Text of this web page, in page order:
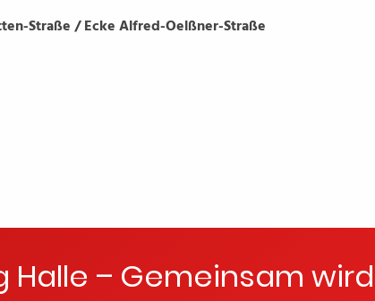
Straße / Ecke Alfred-Oelßner-Straße
Halle – Gemeinsam